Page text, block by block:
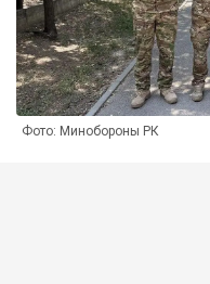
Фото: Минобороны РК